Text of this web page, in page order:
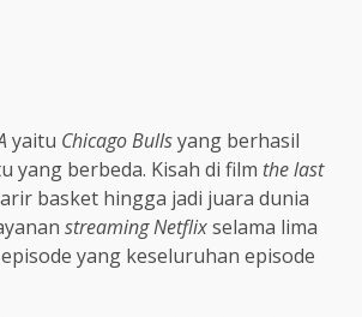
yaitu Chicago Bullsyang berhasil
yang berbeda. Kisah di film the last
basket hingga jadi juara dunia
streaming Netflixselama lima
yang keseluruhan episode